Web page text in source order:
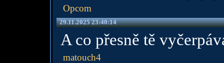
Opcom
29.11.2025 23:40:14
A co přesně tě
matouch4